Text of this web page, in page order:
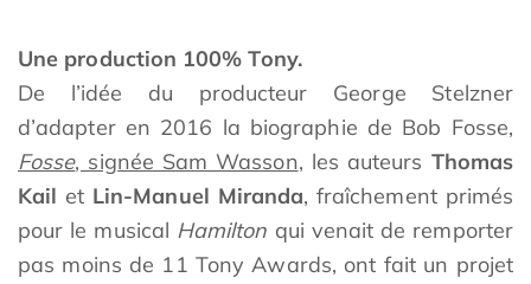
Une production 100% Tony.
De l’idée du producteur George Stelzner
d’adapter en 2016 la biographie de Bob Fosse,
Fosse, signée Sam Wasson, les auteurs Thomas
Kail et Lin-Manuel Miranda, fraîchement primés
pour le musical Hamilton qui venait de remporter
pas moins de 11 Tony Awards, ont fait un projet